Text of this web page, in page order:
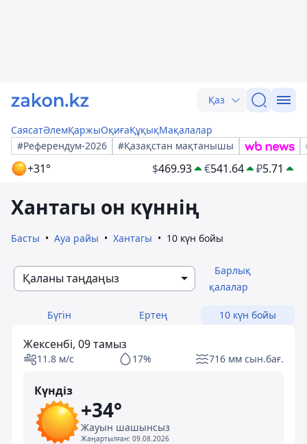
Қаз
СаясатӘлемҚаржыОқиғаҚұқықМақалалар
#Референдум-2026
#Қазақстан мақтанышы
+31° $469.93 €541.64 ₽5.71
Хантагы он күннің
Басты Ауа райы Хантагы 10 күн бойы
Қаланы таңдаңыз
Барлық
қалалар
Бүгін Ертең 10 күн бойы
Жексенбі, 09 тамыз
11.8 м/с 17% 716 мм сын.бағ.
Күндіз
+34°
Жауын шашынсыз
Жаңартылған: 09.08.2026